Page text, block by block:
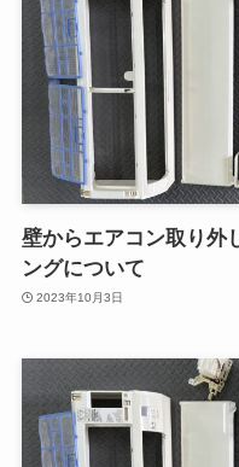
壁からエアコン取り外
ングについて
2023年10月3日